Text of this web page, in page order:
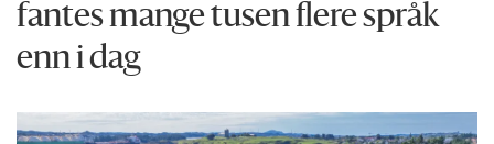
fantes mange tusen flere språk
enn i dag